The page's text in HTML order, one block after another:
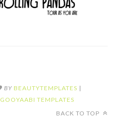
BY BEAUTYTEMPLATES |
GOOYAABI TEMPLATES
BACK TO TOP